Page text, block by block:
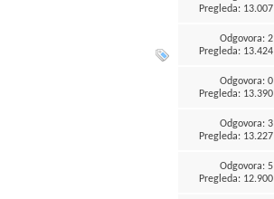
Pregleda: 13.007
Odgovora: 2
Pregleda: 13.424
Odgovora: 0
Pregleda: 13.390
Odgovora: 3
Pregleda: 13.227
Odgovora: 5
Pregleda: 12.900